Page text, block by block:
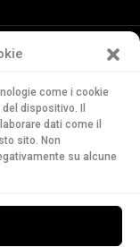
come i cookie
dispositivo. Il
dati come il
sito. Non
su alcune